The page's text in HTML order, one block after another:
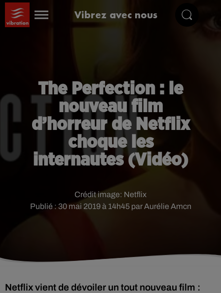
Vibrez avec nous
The Perfection : le
nouveau film
d’horreur de Netflix
choque les
internautes (Vidéo)
Publié : 30 mai 2019 à 14h45 par Aurélie Amcn
Crédit image: Netflix
Netflix vient de dévoiler un tout nouveau film :